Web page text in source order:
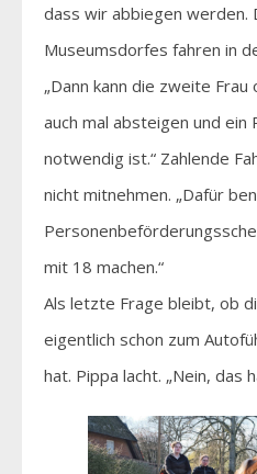
dass wir abbiegen werden.
Museumsdorfes fahren in
„Dann kann die zweite
auch mal absteigen und
notwendig ist.“ Zahlende
nicht mitnehmen. „Dafür
mit 18 machen.“
Als letzte Frage bleibt, ob
eigentlich schon zum
hat. Pippa lacht. „Nein, das